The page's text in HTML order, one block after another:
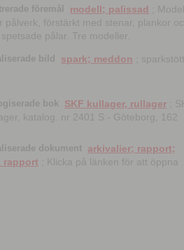
föremål modell; palissad
;
pålverk, förstärkt med stenar, plankor
pålar. Tre modeller.
bild spark; meddon ;
bok SKF kullager, rullager ;
katalog. nr 2401 S.- Göteborg, 162
dokument arkivalier; rapport;
rapport ; Klicka på länken för att öppna